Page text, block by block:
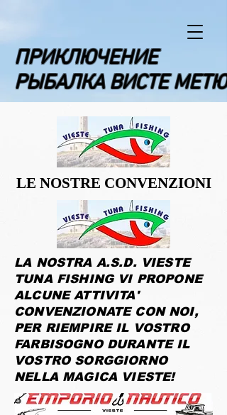
ПРИКЛЮЧЕНИЕ
РЫБАЛКА ВИСТЕ МЕТЮ
LE NOSTRE CONVENZIONI
LE NOSTRE CONVENZIONI
LA NOSTRA A.S.D. VIESTE
TUNA FISHING VI PROPONE
ALCUNE ATTIVITA'
CONVENZIONATE CON NOI,
PER RIEMPIRE IL VOSTRO
FARBISOGNO DURANTE IL
VOSTRO SORGGIORNO
NELLA MAGICA VIESTE!